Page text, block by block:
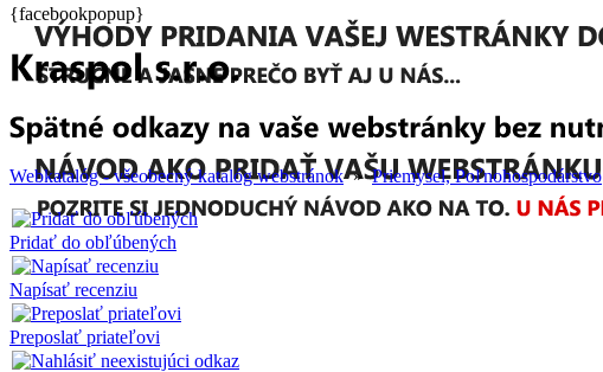
{facebookpopup}
Webkatalóg - všeobecný katalóg webstránok»Priemysel, Poľnohospodárstvo
Pridať do obľúbených
Napísať recenziu
Preposlať priateľovi